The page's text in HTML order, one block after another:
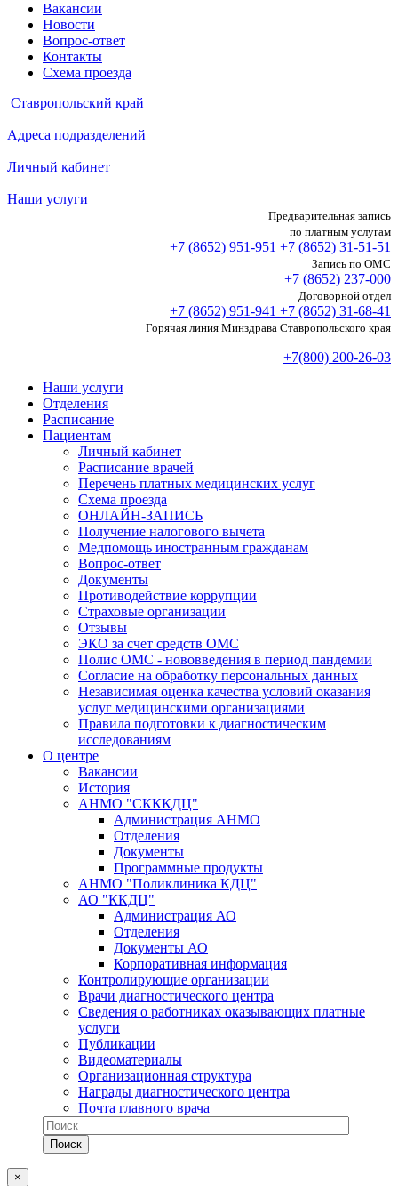
Вакансии
Новости
Вопрос-ответ
Контакты
Схема проезда
Ставропольский край
Адреса подразделений
Личный кабинет
Наши услуги
Предварительная запись
по платным услугам
+7 (8652) 951-951 +7 (8652) 31-51-51
Запись по ОМС
+7 (8652) 237-000
Договорной отдел
+7 (8652) 951-941 +7 (8652) 31-68-41
Горячая линия Минздрава Ставропольского края
+7(800) 200-26-03
Наши услуги
Отделения
Расписание
Пациентам
Личный кабинет
Расписание врачей
Перечень платных медицинских услуг
Схема проезда
ОНЛАЙН-ЗАПИСЬ
Получение налогового вычета
Медпомощь иностранным гражданам
Вопрос-ответ
Документы
Противодействие коррупции
Страховые организации
Отзывы
ЭКО за счет средств ОМС
Полис ОМС - нововведения в период пандемии
Согласие на обработку персональных данных
Независимая оценка качества условий оказания
услуг медицинскими организациями
Правила подготовки к диагностическим
исследованиям
О центре
Вакансии
История
АНМО "СКККДЦ"
Администрация АНМО
Отделения
Документы
Программные продукты
АНМО "Поликлиника КДЦ"
АО "ККДЦ"
Администрация АО
Отделения
Документы АО
Корпоративная информация
Контролирующие организации
Врачи диагностического центра
Сведения о работниках оказывающих платные
услуги
Публикации
Видеоматериалы
Организационная структура
Награды диагностического центра
Почта главного врача
×